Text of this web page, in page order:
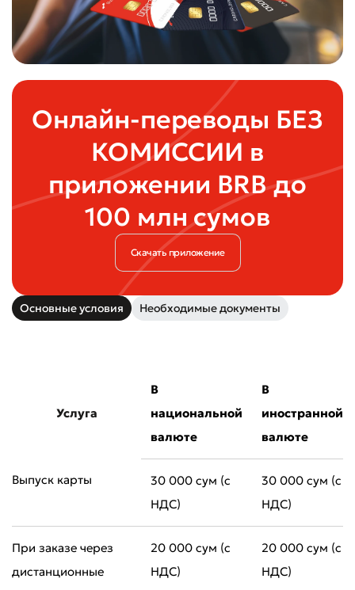
Онлайн-переводы БЕЗ
КОМИССИИ в
приложении BRB до
100 млн сумов
Скачать приложение
Основные условия Необходимые документы
Услуга
В
национальной
валюте
В
иностранной
валюте
Выпуск карты
30 000 сум (с
НДС)
30 000 сум (с
НДС)
При заказе через
дистанционные
20 000 сум (с
НДС)
20 000 сум (с
НДС)